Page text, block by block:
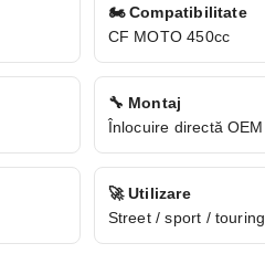
🏍 Compatibilitate
CF MOTO 450cc
🔧 Montaj
Înlocuire directă OEM
🚀 Utilizare
Street / sport / touring